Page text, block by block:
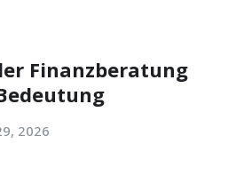
Finanzberatung
2026